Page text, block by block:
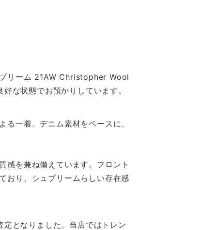
リーム 21AW Christopher Wool
な状態でお預かりしています。
一着。デニム素材をベースに、
感を兼ね備えています。フロント
おり、シュプリームらしい存在感
となりました。当店ではトレン